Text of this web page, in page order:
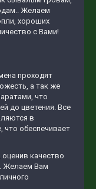
Желаем
хороших
с Вами!
проходят
а так же
что
до цветения. Все
в
что обеспечивает
качество
Желаем Вам